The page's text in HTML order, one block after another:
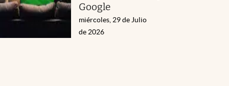
Google
miércoles, 29 de Julio
de 2026